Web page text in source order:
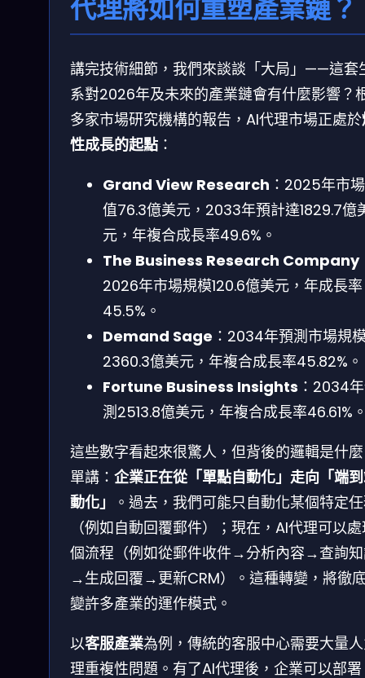
代理將如何重塑產業鏈？
講完技術細節，我們來談談「大局」——這套
系對2026年及未來的產業鏈會有什麼影響？
多家市場研究機構的報告，AI代理市場正處於
性成長的起點 ：
Grand View Research ：2025年市
值76.3億美元，2033年預計達1829.7億
元，年複合成長率49.6%。
The Business Research Company
2026年市場規模120.6億美元，年成長率
45.5%。
Demand Sage ：2034年預測市場規
2360.3億美元，年複合成長率45.82%。
Fortune Business Insights ：2034
測2513.8億美元，年複合成長率46.61%
這些數字看起來很驚人，但背後的邏輯是什
單講： 企業正在從「單點自動化」走向「端
動化」
。過去，我們可能只自動化某個特定
（例如自動回覆郵件）；現在，AI代理可以
個流程（例如從郵件收件→分析內容→查詢
→生成回覆→更新CRM）。這種轉變，將徹
變許多產業的運作模式。
以客服產業為例，傳統的客服中心需要大量
理重複性問題。有了AI代理後，企業可以部